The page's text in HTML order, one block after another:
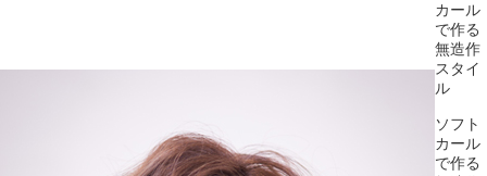
カール
で作る
無造作
スタイ
ル
ソフト
カール
で作る